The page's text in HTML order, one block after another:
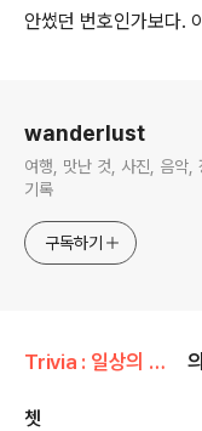
안썼던 번호인가보다.
wanderlust
여행, 맛난 것, 사진, 음악,
기록
구독하기
Trivia : 일상의 조각들
쳇